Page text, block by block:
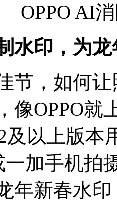
OPPO AI
水印，为
节，如何
像OPPO就
及以上版
一加手机拍
年新春水